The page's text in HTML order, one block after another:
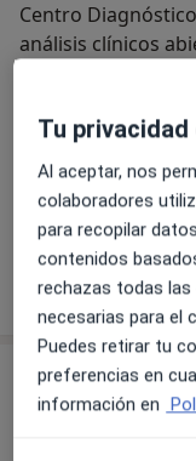
Centro
análisis clínicos
compañías de
Además, Centro
una serie de
que ofrece el
de la Unión
otras empresas,
buena parte de
acceder a título
de nuestro centro
ver más Acerca de
Consulta
Tu
Al aceptar, nos
colaboradores
para recopilar
contenidos
rechazas todas
necesarias para el
Puedes retirar tu
preferencias en
información en